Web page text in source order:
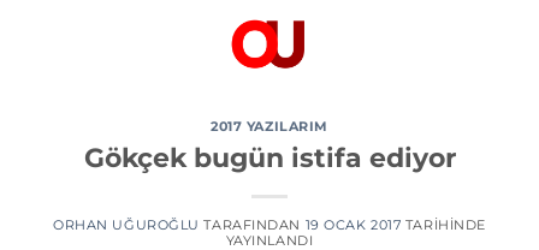
2017 YAZILARIM
Gökçek bugün istifa ediyor
ORHAN UĞUROĞLU TARAFINDAN 19 OCAK 2017 TARIHINDE
YAYINLANDI